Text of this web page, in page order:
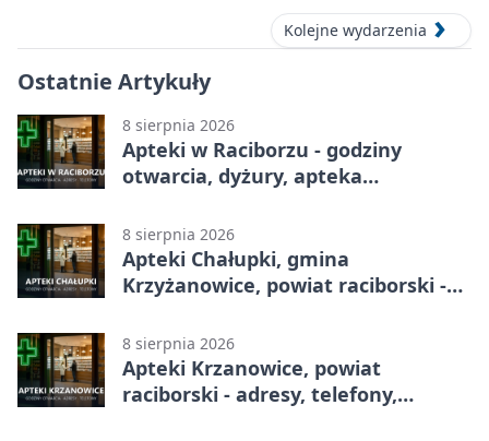
Kolejne wydarzenia
Ostatnie Artykuły
8 sierpnia 2026
Apteki w Raciborzu - godziny
otwarcia, dyżury, apteka
8 sierpnia 2026
Apteki Chałupki, gmina
Krzyżanowice, powiat raciborski -
8 sierpnia 2026
Apteki Krzanowice, powiat
raciborski - adresy, telefony,